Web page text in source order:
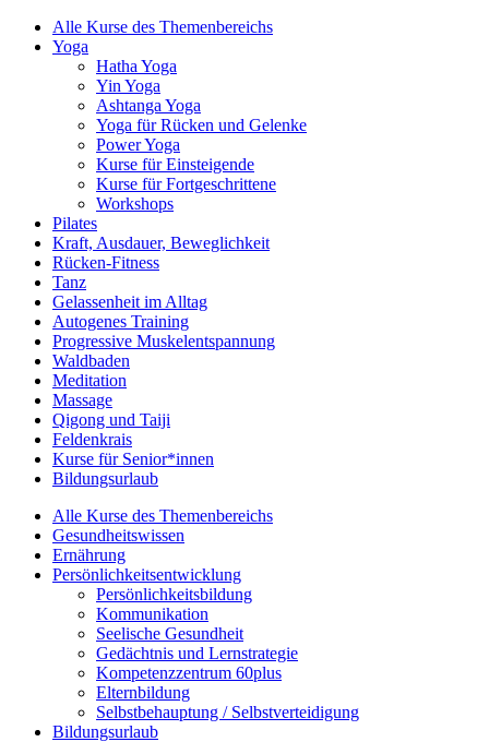
Alle Kurse des Themenbereichs
Yoga
Hatha Yoga
Yin Yoga
Ashtanga Yoga
Yoga für Rücken und Gelenke
Power Yoga
Kurse für Einsteigende
Kurse für Fortgeschrittene
Workshops
Pilates
Kraft, Ausdauer, Beweglichkeit
Rücken-Fitness
Tanz
Gelassenheit im Alltag
Autogenes Training
Progressive Muskelentspannung
Waldbaden
Meditation
Massage
Qigong und Taiji
Feldenkrais
Kurse für Senior*innen
Bildungsurlaub
Alle Kurse des Themenbereichs
Gesundheitswissen
Ernährung
Persönlichkeitsentwicklung
Persönlichkeitsbildung
Kommunikation
Seelische Gesundheit
Gedächtnis und Lernstrategie
Kompetenzzentrum 60plus
Elternbildung
Selbstbehauptung / Selbstverteidigung
Bildungsurlaub